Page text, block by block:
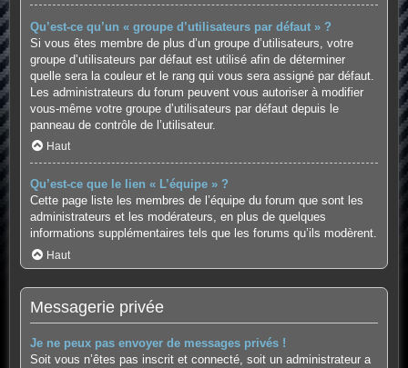
Qu’est-ce qu’un « groupe d’utilisateurs par défaut » ?
Si vous êtes membre de plus d’un groupe d’utilisateurs, votre
groupe d’utilisateurs par défaut est utilisé afin de déterminer
quelle sera la couleur et le rang qui vous sera assigné par défaut.
Les administrateurs du forum peuvent vous autoriser à modifier
vous-même votre groupe d’utilisateurs par défaut depuis le
panneau de contrôle de l’utilisateur.
Haut
Qu’est-ce que le lien « L’équipe » ?
Cette page liste les membres de l’équipe du forum que sont les
administrateurs et les modérateurs, en plus de quelques
informations supplémentaires tels que les forums qu’ils modèrent.
Haut
Messagerie privée
Je ne peux pas envoyer de messages privés !
Soit vous n’êtes pas inscrit et connecté, soit un administrateur a